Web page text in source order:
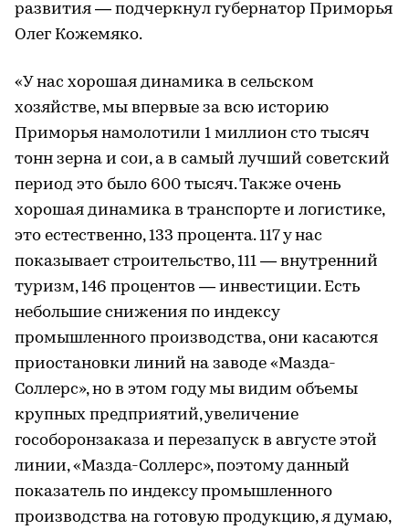
развития — подчеркнул губернатор Приморья
Олег Кожемяко.
«У нас хорошая динамика в сельском
хозяйстве, мы впервые за всю историю
Приморья намолотили 1 миллион сто тысяч
тонн зерна и сои, а в самый лучший советский
период это было 600 тысяч. Также очень
хорошая динамика в транспорте и логистике,
это естественно, 133 процента. 117 у нас
показывает строительство, 111 — внутренний
туризм, 146 процентов — инвестиции. Есть
небольшие снижения по индексу
промышленного производства, они касаются
приостановки линий на заводе «Мазда-
Соллерс», но в этом году мы видим объемы
крупных предприятий, увеличение
гособоронзаказа и перезапуск в августе этой
линии, «Мазда-Соллерс», поэтому данный
показатель по индексу промышленного
производства на готовую продукцию, я думаю,